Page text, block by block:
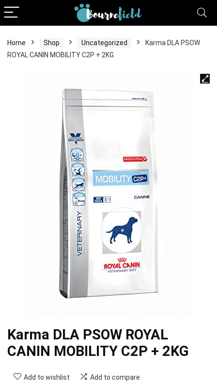
Home Shop Uncategorized
Karma DLA PSOW
ROYAL CANIN MOBILITY C2P + 2KG
Karma DLA PSOW ROYAL
CANIN MOBILITY C2P + 2KG
Add to wishlist Add to compare